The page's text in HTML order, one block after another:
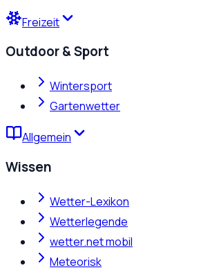
Freizeit
Outdoor & Sport
Wintersport
Gartenwetter
Allgemein
Wissen
Wetter-Lexikon
Wetterlegende
wetter.net mobil
Meteorisk